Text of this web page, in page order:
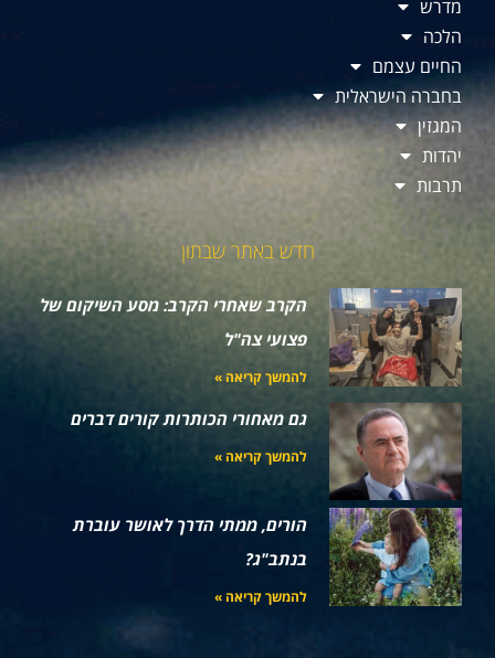
מדרש
הלכה
החיים עצמם
בחברה הישראלית
המגזין
יהדות
תרבות
חדש באתר שבתון
הקרב שאחרי הקרב: מסע השיקום של
פצועי צה"ל
להמשך קריאה »
גם מאחורי הכותרות קורים דברים
להמשך קריאה »
הורים, ממתי הדרך לאושר עוברת
בנתב"ג?
להמשך קריאה »